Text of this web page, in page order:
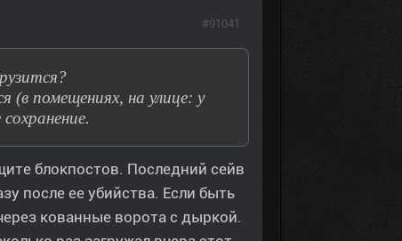
(в помещениях, на улице: у
блокпостов. Последний сейв
после ее убийства. Если быть
кованные ворота с дыркой.
#91041